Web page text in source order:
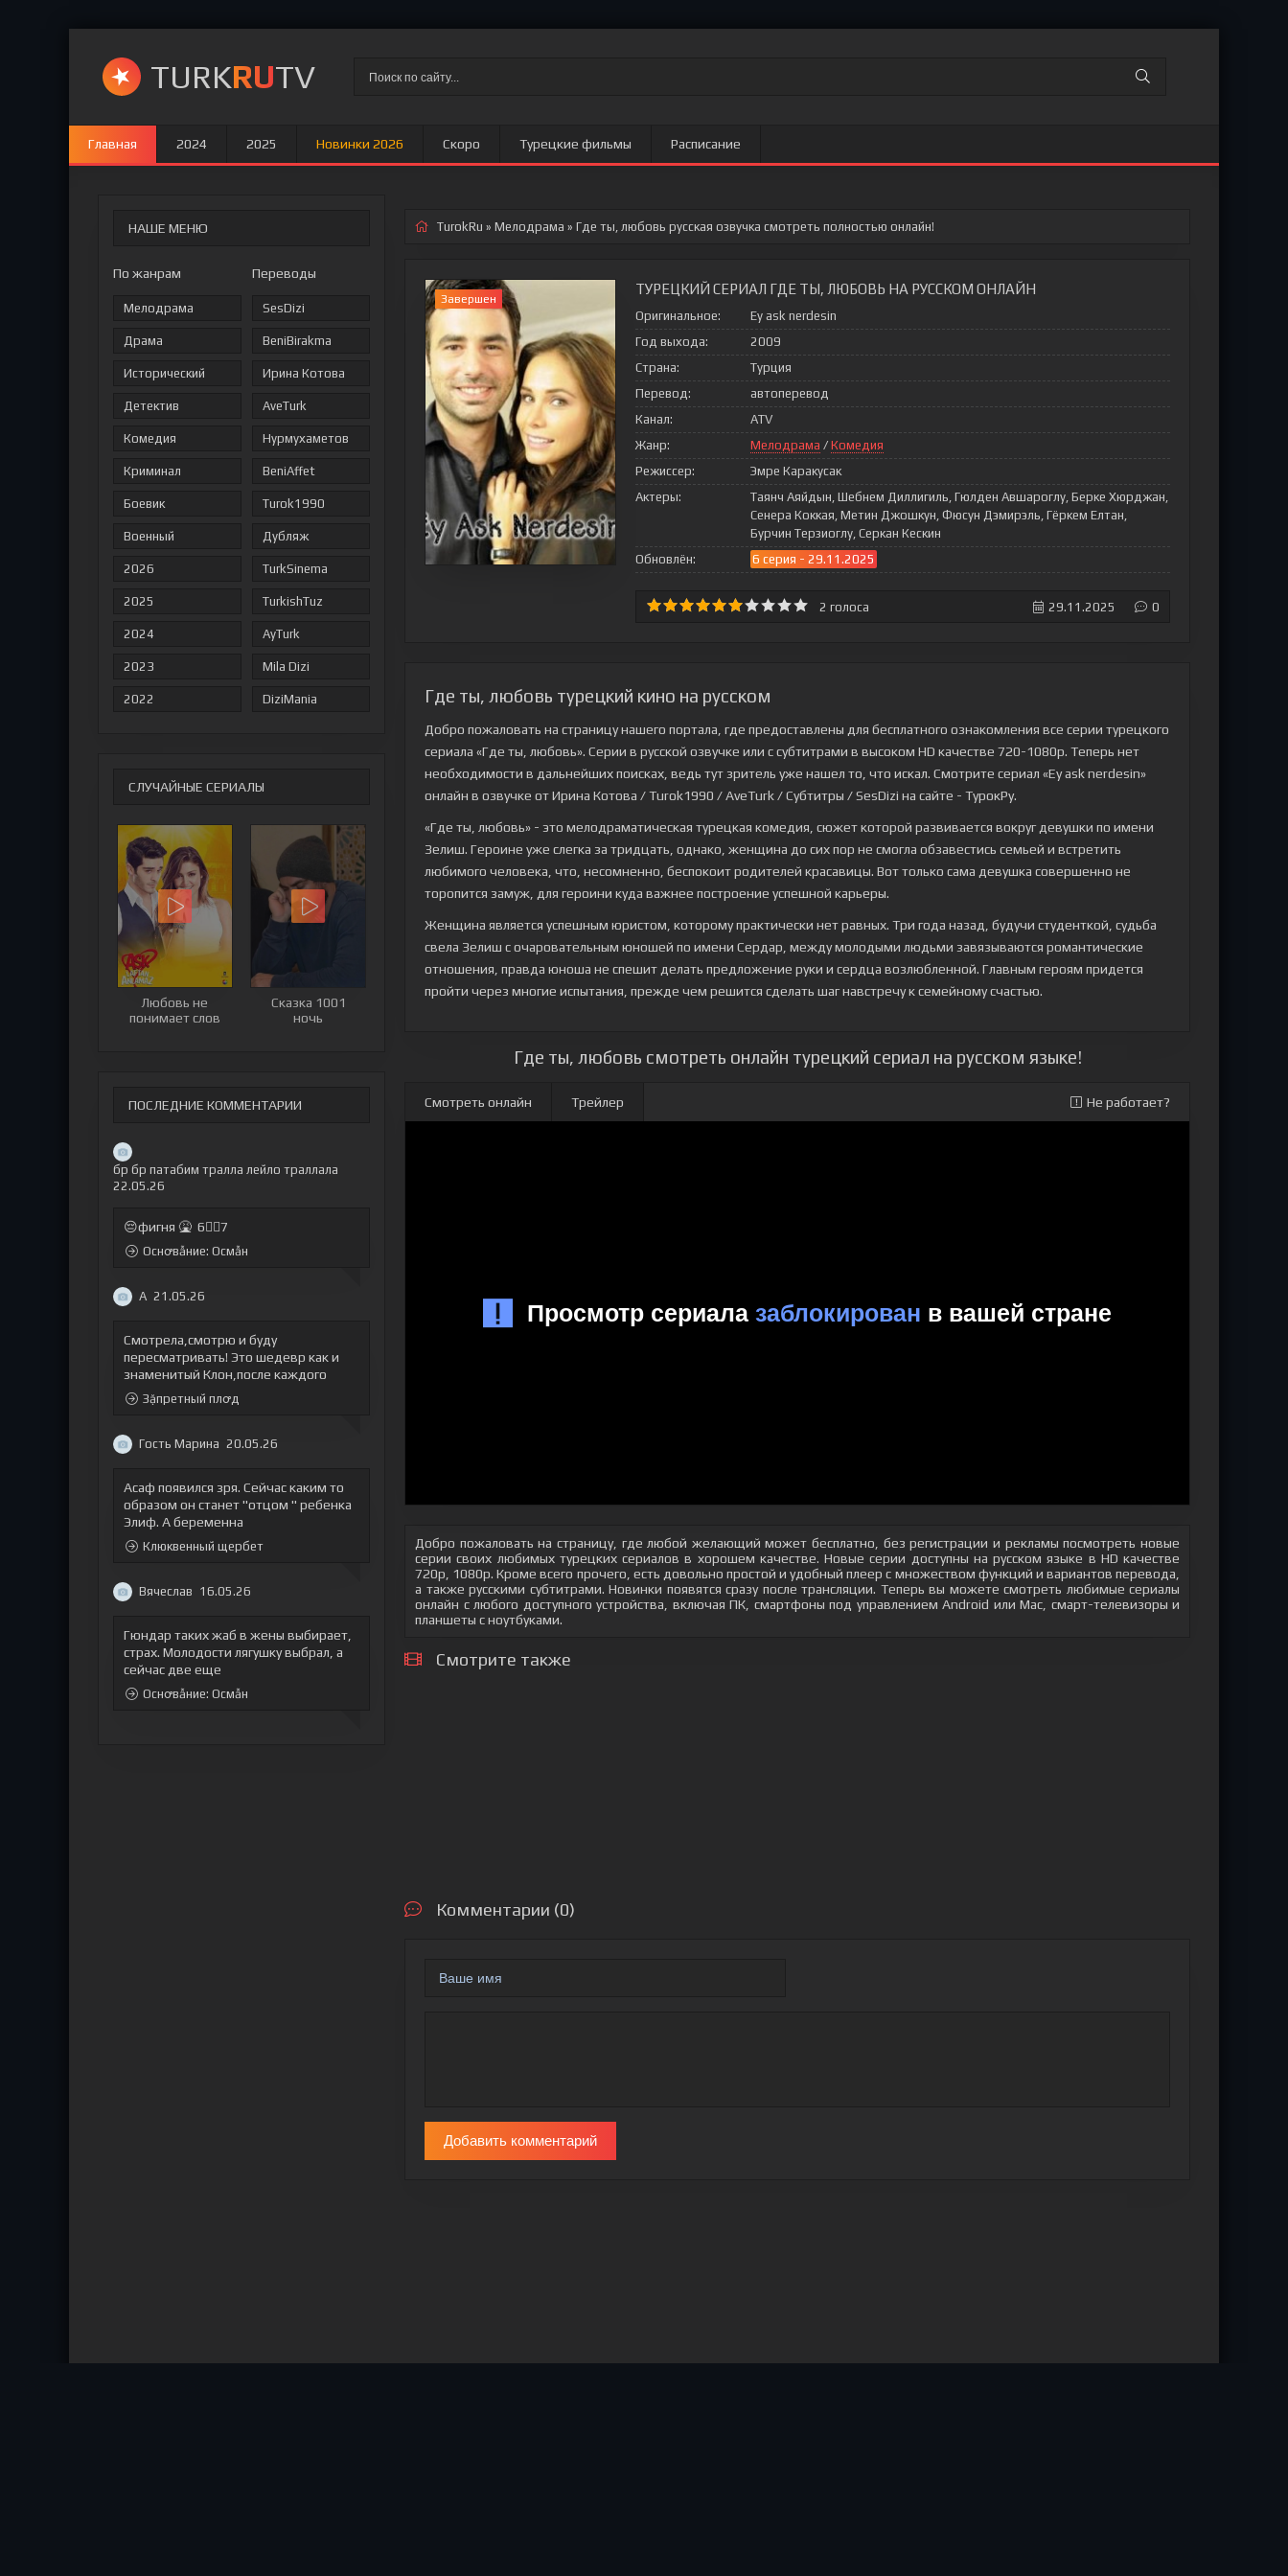
TURKRUTV
Главная 2024 2025 Новинки 2026 Скоро Турецкие фильмы Расписание
НАШЕ МЕНЮ
По жанрам
Мелодрама
Драма
Исторический
Детектив
Комедия
Криминал
Боевик
Военный
2026
2025
2024
2023
2022
Переводы
SesDizi
BeniBirakma
Ирина Котова
AveTurk
Нурмухаметов
BeniAffet
Turok1990
Дубляж
TurkSinema
TurkishTuz
AyTurk
Mila Dizi
DiziMania
СЛУЧАЙНЫЕ СЕРИАЛЫ
Любовь не
понимает слов
Сказка 1001
ночь
ПОСЛЕДНИЕ КОММЕНТАРИИ
бр бр патабим тралла лейло траллала
22.05.26
😔фигня 🤮 6🤷‍♂7
Оснꝍвẫние: Осмẫн
А 21.05.26
Смотрела,смотрю и буду
пересматривать! Это шедевр как и
знаменитый Клон,после каждого
Зặпретный плꝍд
Гость Марина 20.05.26
Асаф появился зря. Сейчас каким то
образом он станет "отцом " ребенка
Элиф. А беременна
Клюквенный щербет
Вячеслав 16.05.26
Гюндар таких жаб в жены выбирает,
страх. Молодости лягушку выбрал, а
сейчас две еще
Оснꝍвẫние: Осмẫн
TurokRu » Мелодрама » Где ты, любовь русская озвучка смотреть полностью онлайн!
Завершен
ТУРЕЦКИЙ СЕРИАЛ ГДЕ ТЫ, ЛЮБОВЬ НА РУССКОМ ОНЛАЙН
Оригинальное:
Ey ask nerdesin
Год выхода:
2009
Страна:
Турция
Перевод:
автоперевод
Канал:
ATV
Жанр:
Мелодрама / Комедия
Режиссер:
Эмре Каракусак
Актеры:
Таянч Аяйдын, Шебнем Диллигиль, Гюлден Авшароглу, Берке Хюрджан,
Сенера Коккая, Метин Джошкун, Фюсун Дэмирэль, Гёркем Елтан,
Бурчин Терзиоглу, Серкан Кескин
Обновлён:
6 серия - 29.11.2025
2 голоса 29.11.2025 0
Где ты, любовь турецкий кино на русском
Добро пожаловать на страницу нашего портала, где предоставлены для бесплатного ознакомления все серии турецкого
сериала «Где ты, любовь». Серии в русской озвучке или с субтитрами в высоком HD качестве 720-1080p. Теперь нет
необходимости в дальнейших поисках, ведь тут зритель уже нашел то, что искал. Смотрите сериал «Ey ask nerdesin»
онлайн в озвучке от Ирина Котова / Turok1990 / AveTurk / Субтитры / SesDizi на сайте - ТурокРу.
«Где ты, любовь» - это мелодраматическая турецкая комедия, сюжет которой развивается вокруг девушки по имени
Зелиш. Героине уже слегка за тридцать, однако, женщина до сих пор не смогла обзавестись семьей и встретить
любимого человека, что, несомненно, беспокоит родителей красавицы. Вот только сама девушка совершенно не
торопится замуж, для героини куда важнее построение успешной карьеры.
Женщина является успешным юристом, которому практически нет равных. Три года назад, будучи студенткой, судьба
свела Зелиш с очаровательным юношей по имени Сердар, между молодыми людьми завязываются романтические
отношения, правда юноша не спешит делать предложение руки и сердца возлюбленной. Главным героям придется
пройти через многие испытания, прежде чем решится сделать шаг навстречу к семейному счастью.
Где ты, любовь смотреть онлайн турецкий сериал на русском языке!
Смотреть онлайн Трейлер Не работает?
Добро пожаловать на страницу, где любой желающий может бесплатно, без регистрации и рекламы посмотреть новые
серии своих любимых турецких сериалов в хорошем качестве. Новые серии доступны на русском языке в HD качестве
720p, 1080p. Кроме всего прочего, есть довольно простой и удобный плеер с множеством функций и вариантов перевода,
а также русскими субтитрами. Новинки появятся сразу после трансляции. Теперь вы можете смотреть любимые сериалы
онлайн с любого доступного устройства, включая ПК, смартфоны под управлением Android или Mac, смарт-телевизоры и
планшеты с ноутбуками.
Смотрите также
Комментарии (0)
Добавить комментарий